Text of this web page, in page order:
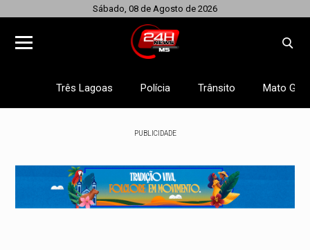
Sábado, 08 de Agosto de 2026
Três Lagoas Polícia Trânsito Mato
PUBLICIDADE